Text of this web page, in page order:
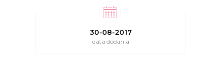
30-08-2017
data dodania